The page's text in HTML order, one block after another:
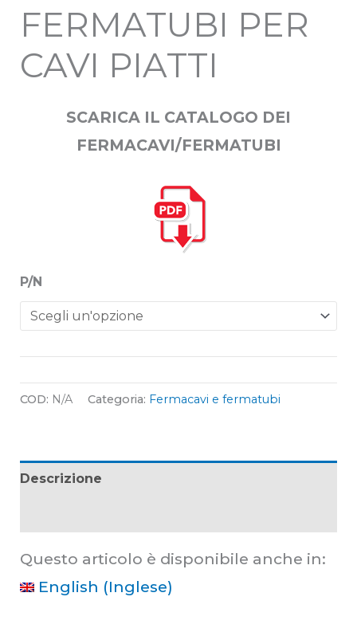
FERMATUBI PER
CAVI PIATTI
SCARICA IL CATALOGO DEI
FERMACAVI/FERMATUBI
P/N
COD: N/A Categoria: Fermacavi e fermatubi
Descrizione
Questo articolo è disponibile anche in:
English (Inglese)